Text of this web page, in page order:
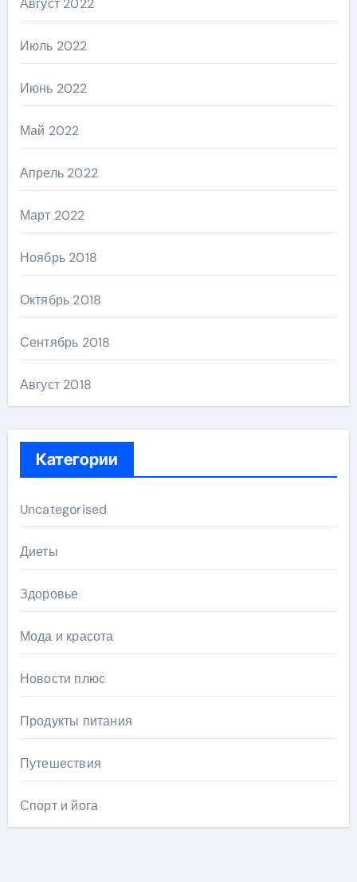
Август 2022
Июль 2022
Июнь 2022
Май 2022
Апрель 2022
Март 2022
Ноябрь 2018
Октябрь 2018
Сентябрь 2018
Август 2018
Категории
Uncategorised
Диеты
Здоровье
Мода и красота
Новости плюс
Продукты питания
Путешествия
Спорт и йога